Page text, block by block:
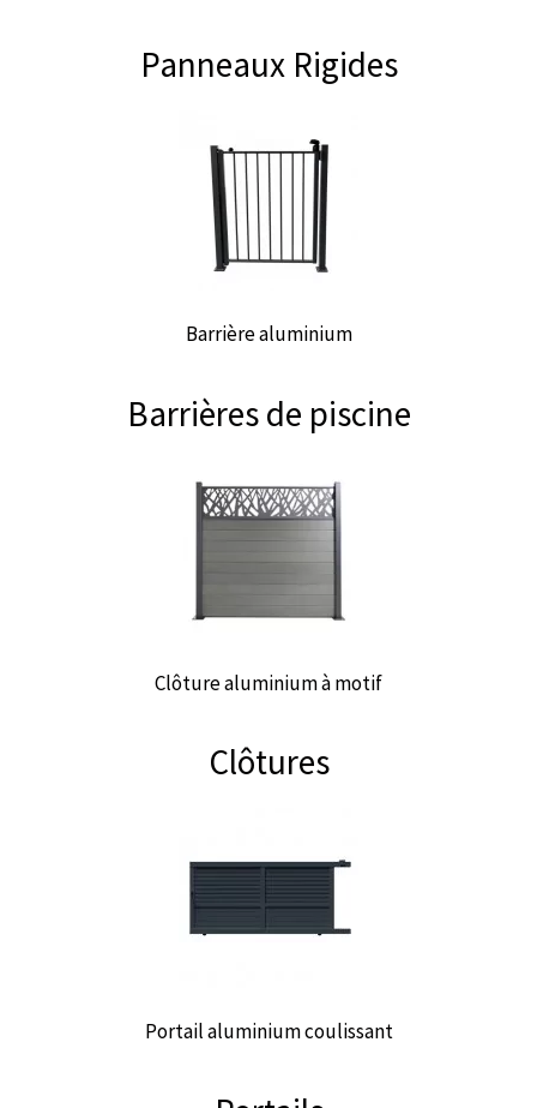
Panneaux Rigides
Barrière aluminium
Barrières de piscine
Clôture aluminium à motif
Clôtures
Portail aluminium coulissant